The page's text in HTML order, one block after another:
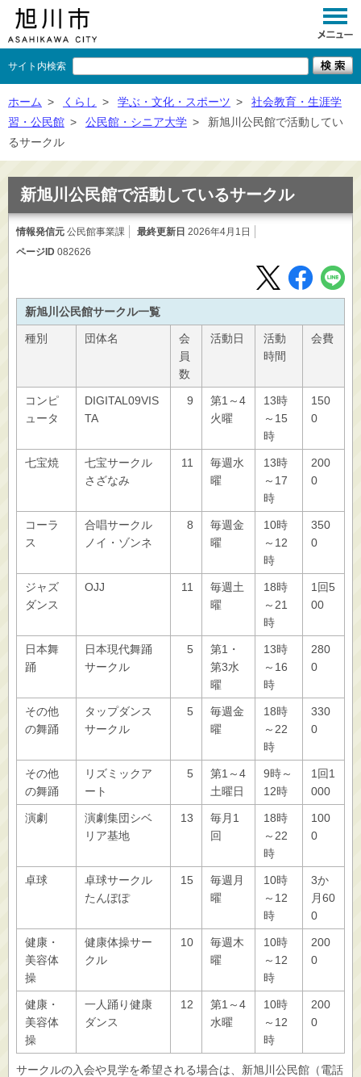
サイト内検索
くらし
事業者向け
施設一覧
×閉じる
ホーム > くらし > 学ぶ・文化・スポーツ >
社会教育・生涯学
習・公民館 > 公民館・シニア大学 >
新旭川公民館で活動してい
るサークル
新旭川公民館で活動しているサークル
情報発信元 公民館事業課 最終更新日 2026年4月1日
ページID 082626
新旭川公民館サークル一覧
種別 団体名
会
員
数
活動日
活動
時間
会費
コンピ
ュータ
DIGITAL09VIS
TA
9
第1～4
火曜
13時
～15
時
150
0
七宝焼
七宝サークル
さざなみ
11
毎週水
曜
13時
～17
時
200
0
コーラ
ス
合唱サークル
ノイ・ゾンネ
8
毎週金
曜
10時
～12
時
350
0
ジャズ
ダンス
OJJ 11
毎週土
曜
18時
～21
時
1回5
00
日本舞
踊
日本現代舞踊
サークル
5
第1・
第3水
曜
13時
～16
時
280
0
その他
の舞踊
タップダンス
サークル
5
毎週金
曜
18時
～22
時
330
0
その他
の舞踊
リズミックア
ート
5
第1～4
土曜日
9時～
12時
1回1
000
演劇
演劇集団シベ
リア基地
13
毎月1
回
18時
～22
時
100
0
卓球
卓球サークル
たんぽぽ
15
毎週月
曜
10時
～12
時
3か
月60
0
健康・
美容体
操
健康体操サー
クル
10
毎週木
曜
10時
～12
時
200
0
健康・
美容体
操
一人踊り健康
ダンス
12
第1～4
水曜
10時
～12
時
200
0
サークルの入会や見学を希望される場合は、新旭川公民館（電話